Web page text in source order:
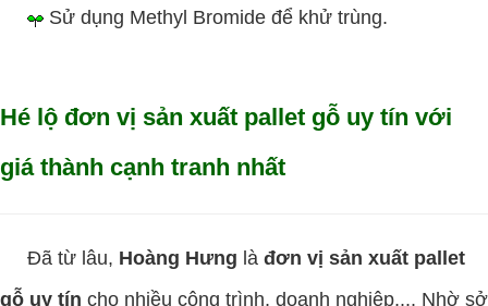
Sử dụng Methyl Bromide để khử trùng.
Hé lộ đơn vị sản xuất pallet gỗ uy tín với
giá thành cạnh tranh nhất
Đã từ lâu, Hoàng Hưng là đơn vị sản xuất pallet
gỗ uy tín cho nhiều công trình, doanh nghiệp,... Nhờ sở